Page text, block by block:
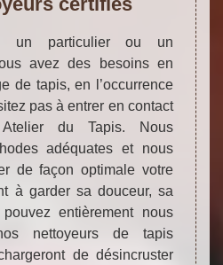
un particulier ou un
avez des besoins en
de tapis, en l’occurrence
pas à entrer en contact
Atelier du Tapis. Nous
adéquates et nous
de façon optimale votre
à garder sa douceur, sa
entièrement nous
nettoyeurs de tapis
de désincruster